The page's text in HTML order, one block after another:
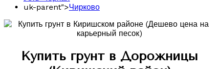
uk-parent">Чирково
Купить грунт в Дорожницы